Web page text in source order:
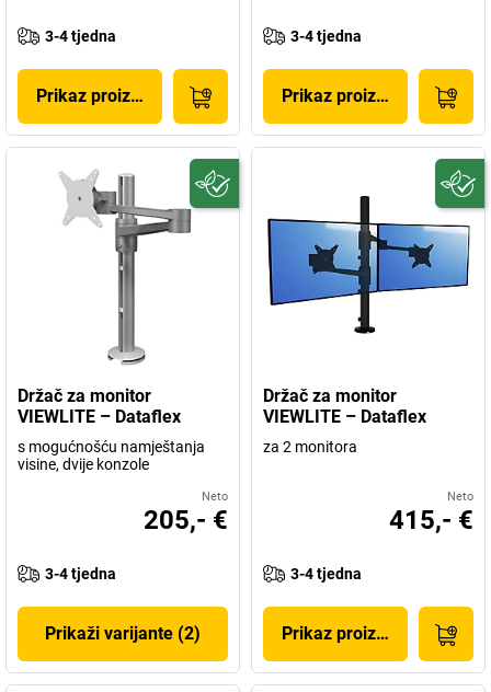
3-4 tjedna
Prikaz proizvoda
3-4 tjedna
Prikaz proizvoda
Držač za monitor
VIEWLITE – Dataflex
s mogućnošću namještanja
visine, dvije konzole
Neto
205,- €
3-4 tjedna
Prikaži varijante (2)
Držač za monitor
VIEWLITE – Dataflex
za 2 monitora
Neto
415,- €
3-4 tjedna
Prikaz proizvoda